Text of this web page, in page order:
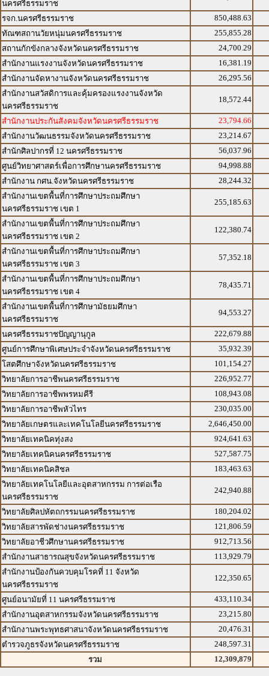
นครศรีธรรมราช
รจก.นครศรีธรรมราช
850,488.63
ทัณฑสถานวัยหนุ่มนครศรีธรรมราช
255,855.28
สถานกักขังกลางจังหวัดนครศรีธรรมราช
24,700.29
สำนักงานแรงงานจังหวัดนครศรีธรรมราช
16,381.19
สำนักงานจัดหางานจังหวัดนครศรีธรรมราช
26,295.56
สำนักงานสวัสดิการและคุ้มครองแรงงานจังหวัด
นครศรีธรรมราช
18,572.44
สำนักงานประกันสังคมจังหวัดนครศรีธรรมราช
23,794.66
สำนักงานวัฒนธรรมจังหวัดนครศรีธรรมราช
23,214.67
สำนักศิลปากรที่ 12 นครศรีธรรมราช
56,037.96
ศูนย์วิทยาศาสตร์เพื่อการศึกษานครศรีธรรมราช
94,998.88
สำนักงาน กศน.จังหวัดนครศรีธรรมราช
28,244.32
สำนักงานเขตพื้นที่การศึกษาประถมศึกษา
นครศรีธรรมราช เขต 1
255,185.63
สำนักงานเขตพื้นที่การศึกษาประถมศึกษา
นครศรีธรรมราช เขต 2
122,380.74
สำนักงานเขตพื้นที่การศึกษาประถมศึกษา
นครศรีธรรมราช เขต 3
57,352.18
สำนักงานเขตพื้นที่การศึกษาประถมศึกษา
นครศรีธรรมราช เขต 4
78,435.71
สำนักงานเขตพื้นที่การศึกษามัธยมศึกษา
นครศรีธรรมราช
94,553.27
นครศรีธรรมราชปัญญานุกูล
222,679.88
ศูนย์การศึกษาพิเศษประจำจังหวัดนครศรีธรรมราช
35,932.39
โสตศึกษาจังหวัดนครศรีธรรมราช
101,154.27
วิทยาลัยการอาชีพนครศรีธรรมราช
226,952.77
วิทยาลัยการอาชีพพรหมคีรี
108,943.08
วิทยาลัยการอาชีพหัวไทร
230,035.00
วิทยาลัยเกษตรและเทคโนโลยีนครศรีธรรมราช
2,646,450.00
วิทยาลัยเทคนิคทุ่งสง
924,641.63
วิทยาลัยเทคนิคนครศรีธรรมราช
527,587.75
วิทยาลัยเทคนิคสิชล
183,463.63
วิทยาลัยเทคโนโลยีและอุตสาหกรรม การต่อเรือ
นครศรีธรรมราช
242,940.88
วิทยาลัยศิลปหัตถกรรมนครศรีธรรมราช
180,204.02
วิทยาลัยสารพัดช่างนครศรีธรรมราช
121,806.59
วิทยาลัยอาชีวศึกษานครศรีธรรมราช
912,713.56
สำนักงานสาธารณสุขจังหวัดนครศรีธรรมราช
113,929.79
สำนักงานป้องกันควบคุมโรคที่ 11 จังหวัด
นครศรีธรรมราช
122,350.65
ศูนย์อนามัยที่ 11 นครศรีธรรมราช
433,110.34
สำนักงานอุตสาหกรรมจังหวัดนครศรีธรรมราช
23,215.80
สำนักงานพระพุทธศาสนาจังหวัดนครศรีธรรมราช
20,476.31
ตำรวจภูธรจังหวัดนครศรีธรรมราช
248,597.31
รวม
12,309,879